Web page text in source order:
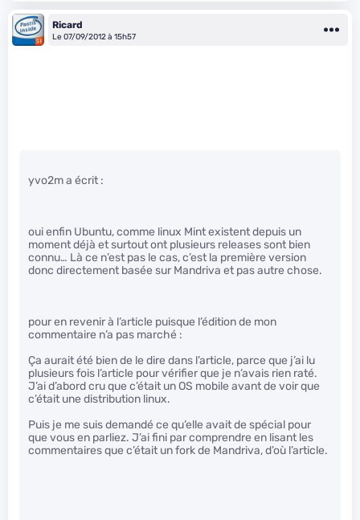
Ricard
Le 07/09/2012 à 15h57
yvo2m a écrit :
oui enfin Ubuntu, comme linux Mint existent depuis un
moment déjà et surtout ont plusieurs releases sont bien
connu… Là ce n’est pas le cas, c’est la première version
donc directement basée sur Mandriva et pas autre chose.
pour en revenir à l’article puisque l’édition de mon
commentaire n’a pas marché :
Ça aurait été bien de le dire dans l’article, parce que j’ai lu
plusieurs fois l’article pour vérifier que je n’avais rien raté.
J’ai d’abord cru que c’était un OS mobile avant de voir que
c’était une distribution linux.
Puis je me suis demandé ce qu’elle avait de spécial pour
que vous en parliez. J’ai fini par comprendre en lisant les
commentaires que c’était un fork de Mandriva, d’où l’article.